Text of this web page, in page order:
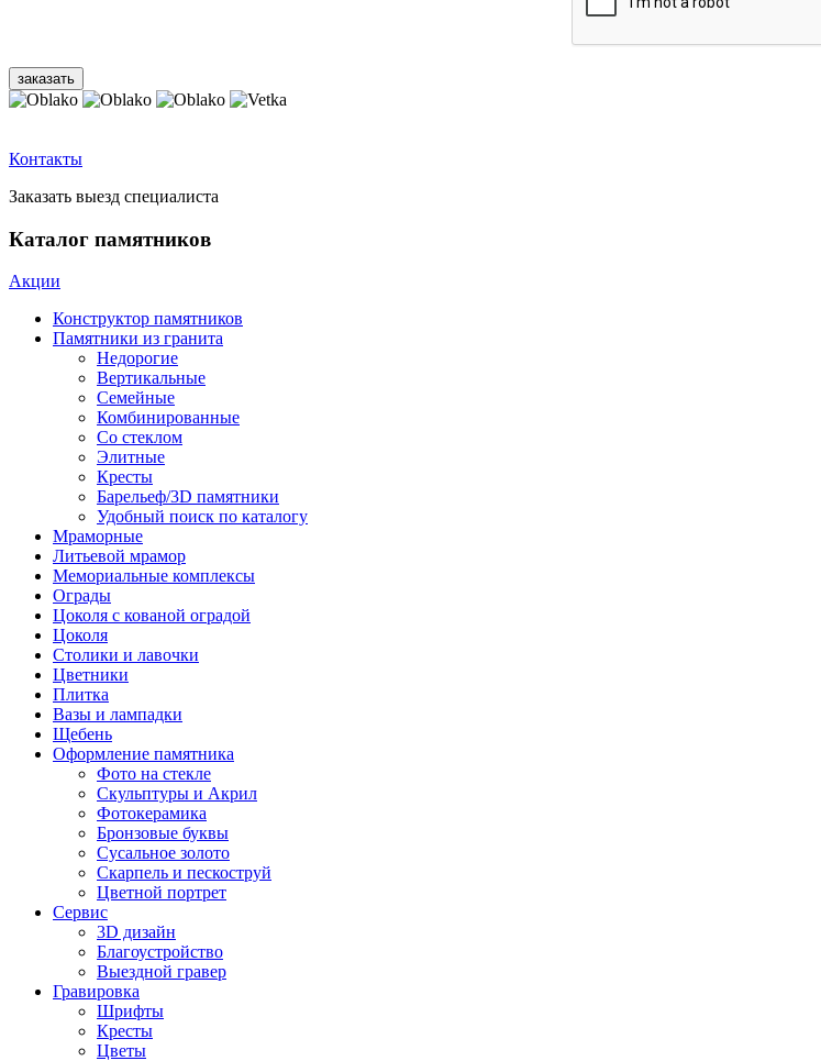
Контакты
Заказать выезд специалиста
Каталог памятников
Акции
Конструктор памятников
Памятники из гранита
Недорогие
Вертикальные
Семейные
Комбинированные
Со стеклом
Элитные
Кресты
Барельеф/3D памятники
Удобный поиск по каталогу
Мраморные
Литьевой мрамор
Мемориальные комплексы
Ограды
Цоколя с кованой оградой
Цоколя
Столики и лавочки
Цветники
Плитка
Вазы и лампадки
Щебень
Оформление памятника
Фото на стекле
Скульптуры и Акрил
Фотокерамика
Бронзовые буквы
Сусальное золото
Скарпель и пескоструй
Цветной портрет
Сервис
3D дизайн
Благоустройство
Выездной гравер
Гравировка
Шрифты
Кресты
Цветы